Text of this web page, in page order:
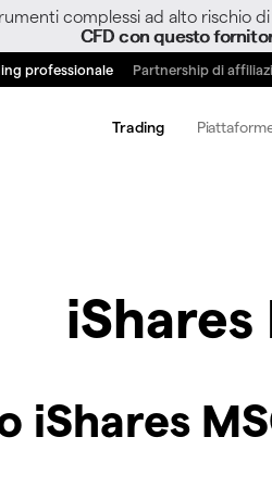
complessi ad alto rischio
CFD con questo
professionale Partnership di
Trading
iShares
iShares